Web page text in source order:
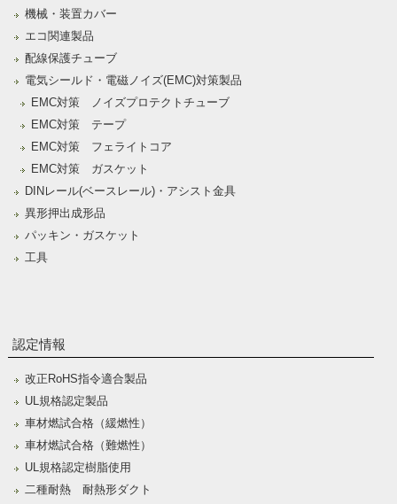
機械・装置カバー
エコ関連製品
配線保護チューブ
電気シールド・電磁ノイズ(EMC)対策製品
EMC対策 ノイズプロテクトチューブ
EMC対策 テープ
EMC対策 フェライトコア
EMC対策 ガスケット
DINレール(ベースレール)・アシスト金具
異形押出成形品
パッキン・ガスケット
工具
認定情報
改正RoHS指令適合製品
UL規格認定製品
車材燃試合格（緩燃性）
車材燃試合格（難燃性）
UL規格認定樹脂使用
二種耐熱 耐熱形ダクト